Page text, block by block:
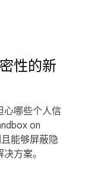
性的新
心哪些个人信
on
能够屏蔽隐
方案。